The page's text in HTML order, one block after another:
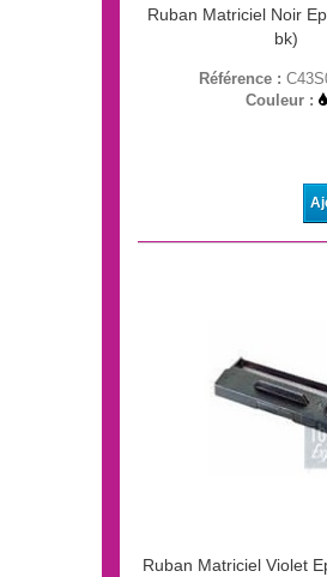
Ruban Matriciel Noir
bk)
Référence :
Couleur :
Ruban Matriciel Violet